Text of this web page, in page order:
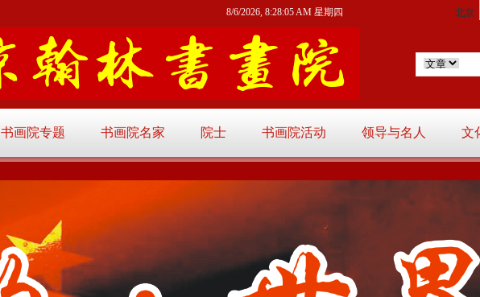
书画院专题 书画院名家 院士 书画院活动 领导与名人 文
8/6/2026, 8:28:06 AM 星期四